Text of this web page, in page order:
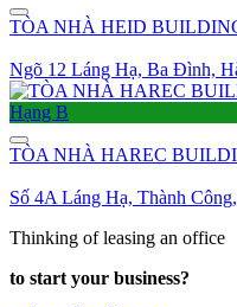
TÒA NHÀ HEID
Ngõ 12 Láng Hạ, Ba Đình,
Hạng B
TÒA NHÀ HAREC
Số 4A Láng Hạ, Thành
Thinking of leasing an office
to start your business?